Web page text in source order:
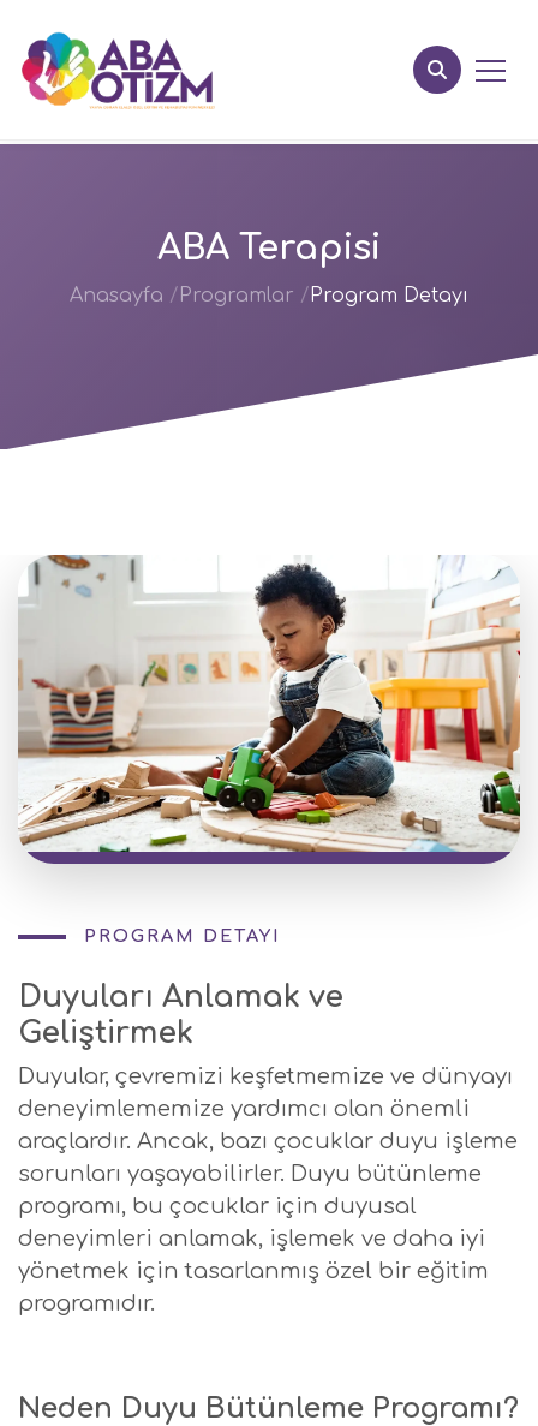
ABA Terapisi
Anasayfa Programlar Program Detayı
PROGRAM DETAYI
Duyuları Anlamak ve
Geliştirmek
Duyular, çevremizi keşfetmemize ve dünyayı
deneyimlememize yardımcı olan önemli
araçlardır. Ancak, bazı çocuklar duyu işleme
sorunları yaşayabilirler. Duyu bütünleme
programı, bu çocuklar için duyusal
deneyimleri anlamak, işlemek ve daha iyi
yönetmek için tasarlanmış özel bir eğitim
programıdır.
Neden Duyu Bütünleme Programı?